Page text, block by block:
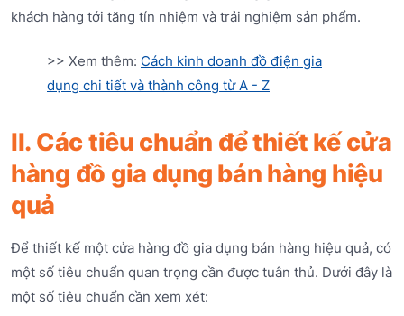
khách hàng tới tăng tín nhiệm và trải nghiệm sản phẩm.
>> Xem thêm: Cách kinh doanh đồ điện gia
dụng chi tiết và thành công từ A - Z
II. Các tiêu chuẩn để thiết kế cửa
hàng đồ gia dụng bán hàng hiệu
quả
Để thiết kế một cửa hàng đồ gia dụng bán hàng hiệu quả, có
một số tiêu chuẩn quan trọng cần được tuân thủ. Dưới đây là
một số tiêu chuẩn cần xem xét: